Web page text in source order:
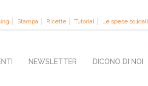
Stampa Ricette Tutorial Le spese solidali
NEWSLETTER DICONO DI NOI